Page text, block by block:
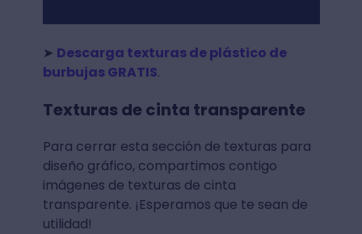
➤ Descarga texturas de plástico de
burbujas GRATIS.
Texturas de cinta transparente
Para cerrar esta sección de texturas para
diseño gráfico, compartimos contigo
imágenes de texturas de cinta
transparente. ¡Esperamos que te sean de
utilidad!